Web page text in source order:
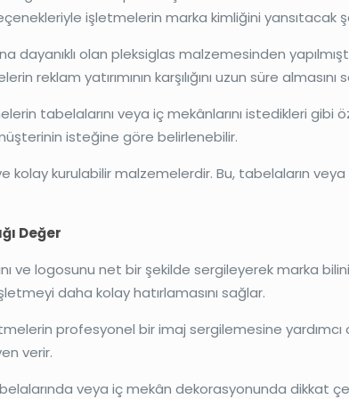
işletmelerin marka kimliğini yansıtacak
dayanıklı olan pleksiglas malzemesinden
reklam yatırımının karşılığını uzun süre almasını
tabelalarını veya iç mekânlarını istedikleri gibi
isteğine göre belirlenebilir.
kolay kurulabilir malzemelerdir. Bu, tabelaların
Değer
ve logosunu net bir şekilde sergileyerek marka
daha kolay hatırlamasını sağlar.
profesyonel bir imaj sergilemesine
verir.
veya iç mekân dekorasyonunda dikkat